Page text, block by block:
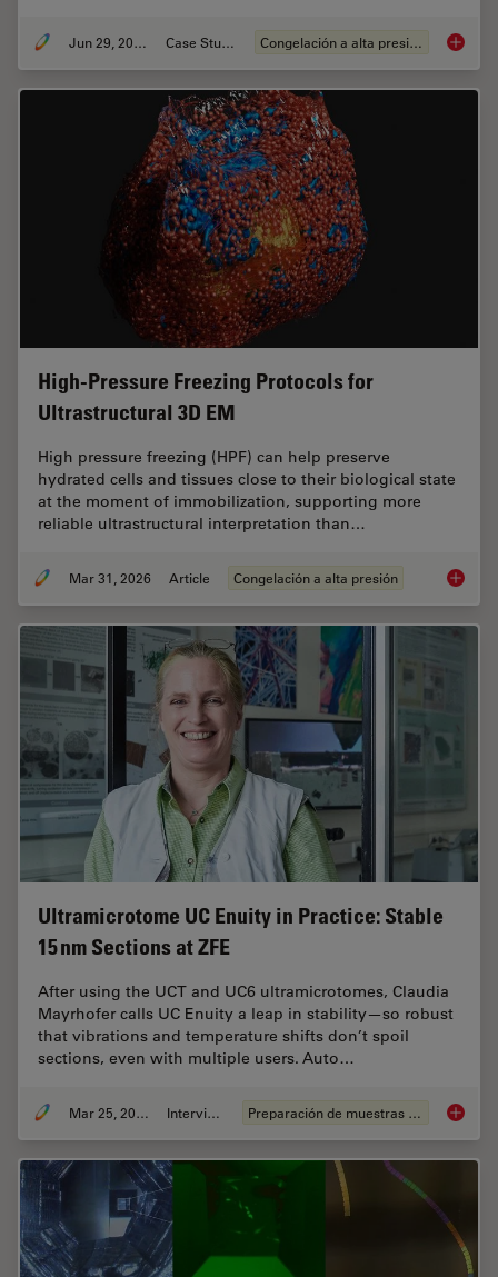
Jun 29, 2026 Case Study Congelación a alta presión Waffle
High-Pressure Freezing Protocols for
Ultrastructural 3D EM
High pressure freezing (HPF) can help preserve
hydrated cells and tissues close to their biological state
at the moment of immobilization, supporting more
reliable ultrastructural interpretation than…
Mar 31, 2026 Article Congelación a alta presión High-
Ultramicrotome UC Enuity in Practice: Stable
15 nm Sections at ZFE
After using the UCT and UC6 ultramicrotomes, Claudia
Mayrhofer calls UC Enuity a leap in stability—so robust
that vibrations and temperature shifts don’t spoil
sections, even with multiple users. Auto…
Mar 25, 2026 Interview Preparación de muestras EM